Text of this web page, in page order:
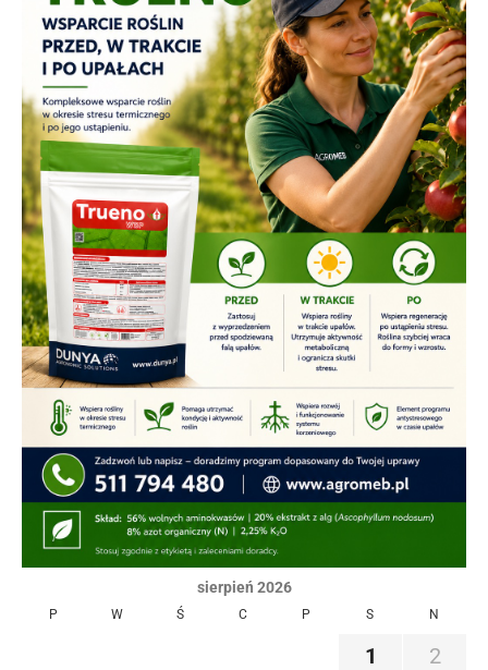
sierpień 2026
P W Ś C P S N
1
2